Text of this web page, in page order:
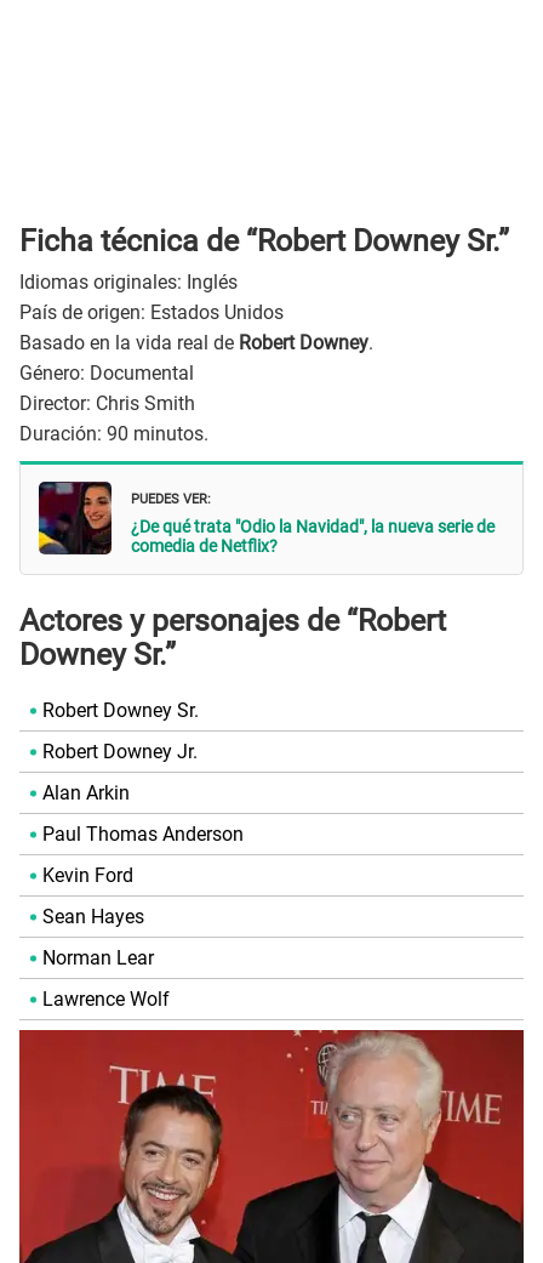
Ficha técnica de “Robert Downey Sr.”
Idiomas originales: Inglés
País de origen: Estados Unidos
Basado en la vida real de Robert Downey.
Género: Documental
Director: Chris Smith
Duración: 90 minutos.
PUEDES VER:
¿De qué trata "Odio la Navidad", la nueva serie de
comedia de Netflix?
Actores y personajes de “Robert
Downey Sr.”
Robert Downey Sr.
Robert Downey Jr.
Alan Arkin
Paul Thomas Anderson
Kevin Ford
Sean Hayes
Norman Lear
Lawrence Wolf